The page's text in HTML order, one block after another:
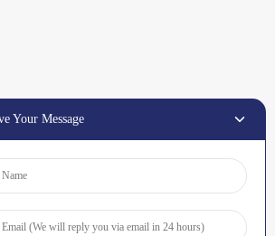
Your Message